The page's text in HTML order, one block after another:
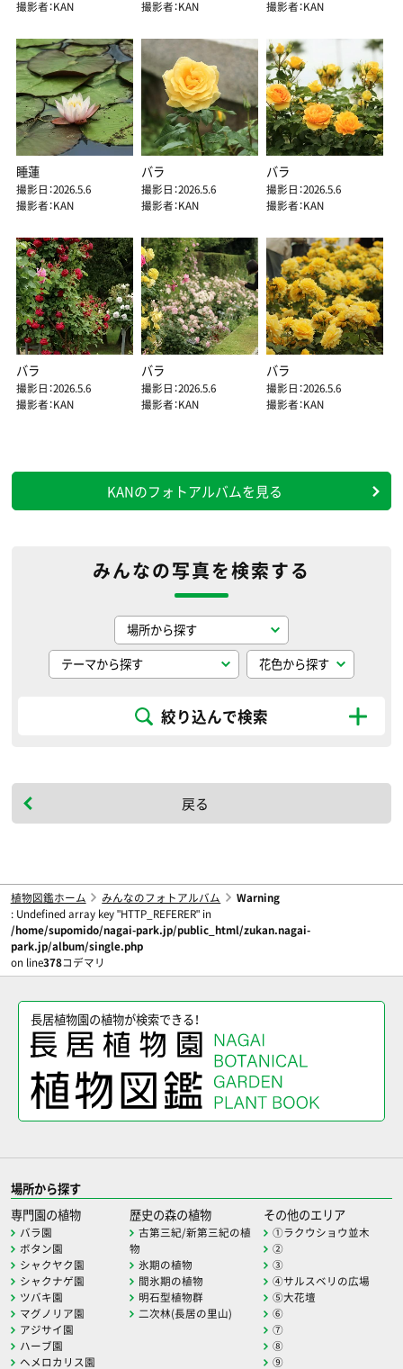
撮影者：KAN 撮影者：KAN 撮影者：KAN
睡蓮
撮影日：2026.5.6
撮影者：KAN
バラ
撮影日：2026.5.6
撮影者：KAN
バラ
撮影日：2026.5.6
撮影者：KAN
バラ
撮影日：2026.5.6
撮影者：KAN
バラ
撮影日：2026.5.6
撮影者：KAN
バラ
撮影日：2026.5.6
撮影者：KAN
KANのフォトアルバムを見る
みんなの写真を検索する
絞り込んで検索
戻る
植物図鑑ホーム みんなのフォトアルバム
Warning
: Undefined array key "HTTP_REFERER" in
/home/supomido/nagai-park.jp/public_html/zukan.nagai-
park.jp/album/single.php
on line378コデマリ
長居植物園の植物が検索できる！
場所から探す
専門園の植物
バラ園
ボタン園
シャクヤク園
シャクナゲ園
ツバキ園
マグノリア園
アジサイ園
ハーブ園
ヘメロカリス園
歴史の森の植物
古第三紀/新第三紀の植
物
氷期の植物
間氷期の植物
明石型植物群
二次林(長居の里山)
その他のエリア
①ラクウショウ並木
②
③
④サルスベリの広場
⑤大花壇
⑥
⑦
⑧
⑨